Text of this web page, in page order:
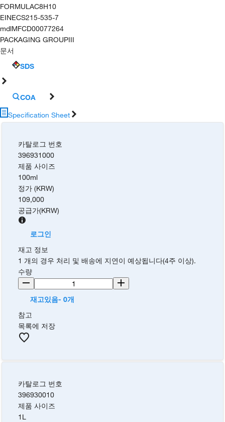
FORMULAC8H10
EINECS215-535-7
mdlMFCD00077264
PACKAGING GROUPIII
문서
SDS
COA
Specification Sheet
카탈로그 번호
396931000
제품 사이즈
100ml
정가 (KRW)
109,000
공급가(KRW)
로그인
재고 정보
1 개의 경우 처리 및 배송에 지연이 예상됩니다(4주 이상).
수량
재고있음- 0개
참고
목록에 저장
카탈로그 번호
396930010
제품 사이즈
1L